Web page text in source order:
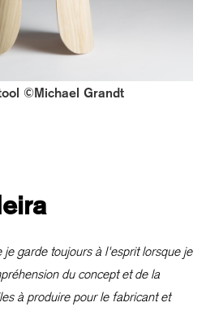
©Michael Grandt
je garde toujours à l'esprit lorsque je
du concept et de la
à produire pour le fabricant et